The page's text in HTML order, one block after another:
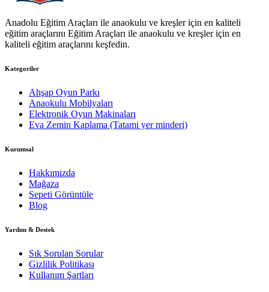
Anadolu Eğitim Araçları ile anaokulu ve kreşler için en kaliteli
eğitim araçlarını Eğitim Araçları ile anaokulu ve kreşler için en
kaliteli eğitim araçlarını keşfedin.
Kategoriler
Ahşap Oyun Parkı
Anaokulu Mobilyaları
Elektronik Oyun Makinaları
Eva Zemin Kaplama (Tatami yer minderi)
Kurumsal
Hakkımızda
Mağaza
Sepeti Görüntüle
Blog
Yardım & Destek
Sık Sorulan Sorular
Gizlilik Politikası
Kullanım Şartları